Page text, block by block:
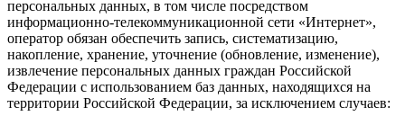
персональных данных, в том числе посредством
информационно-телекоммуникационной сети «Интернет»,
оператор обязан обеспечить запись, систематизацию,
накопление, хранение, уточнение (обновление, изменение),
извлечение персональных данных граждан Российской
Федерации с использованием баз данных, находящихся на
территории Российской Федерации, за исключением случаев: